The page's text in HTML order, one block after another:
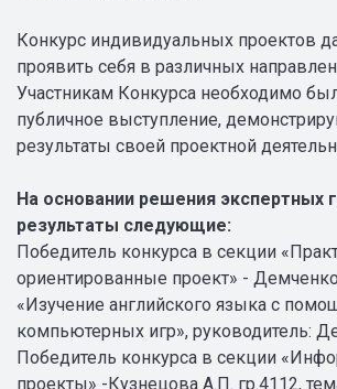
Конкурс индивидуальных проектов
проявить себя в различных
Участникам Конкурса необходимо
публичное выступление,
результаты своей проектной
На основании решения экспертных
результаты следующие:
Победитель конкурса в секции
ориентированные проект» -
«Изучение английского языка с
компьютерных игр», руководитель:
Победитель конкурса в секции
проекты» -Кузнецова А.П. гр.4112,